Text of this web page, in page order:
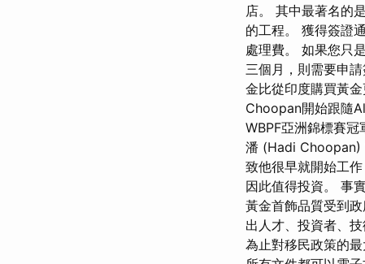
店。 其中最著名的
的工程。 獲得簽證
處理費。 如果您只
三個月，則需要申請
金比從印度購買黃
Choopan開始跟隨
WBPF亞洲錦標賽
潘 (Hadi Choopan)
致他很早就開始工
因此值得投資。 事
黃金首飾品質受到
出人才、投資者、
為止對移民政策的最